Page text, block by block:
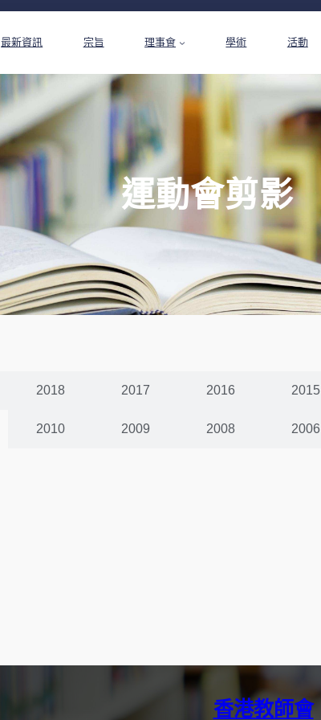
最新資訊 宗旨 理事會 學術 活動
運動會剪影
2018 2017 2016 2015
2010 2009 2008 2006
香港教師會